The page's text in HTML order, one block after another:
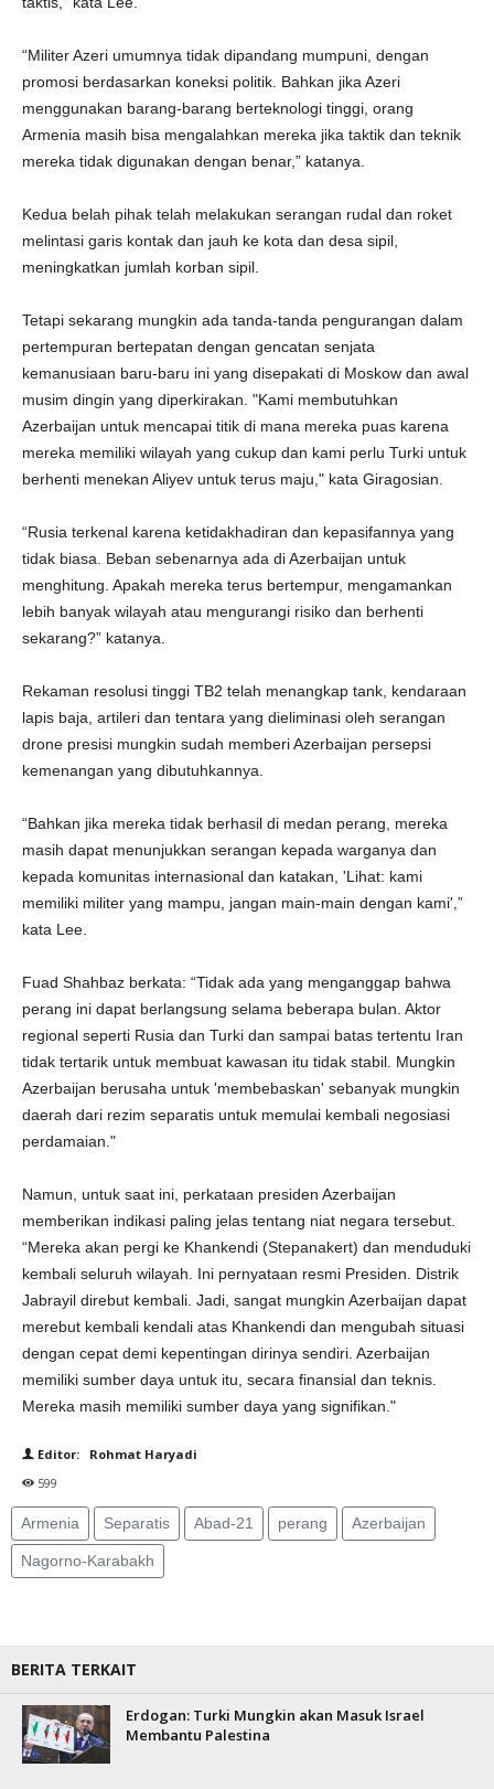
“Militer Azeri umumnya tidak dipandang mumpuni, dengan
promosi berdasarkan koneksi politik. Bahkan jika Azeri
menggunakan barang-barang berteknologi tinggi, orang
Armenia masih bisa mengalahkan mereka jika taktik dan teknik
mereka tidak digunakan dengan benar,” katanya.
Kedua belah pihak telah melakukan serangan rudal dan roket
melintasi garis kontak dan jauh ke kota dan desa sipil,
meningkatkan jumlah korban sipil.
Tetapi sekarang mungkin ada tanda-tanda pengurangan dalam
pertempuran bertepatan dengan gencatan senjata
kemanusiaan baru-baru ini yang disepakati di Moskow dan awal
musim dingin yang diperkirakan. "Kami membutuhkan
Azerbaijan untuk mencapai titik di mana mereka puas karena
mereka memiliki wilayah yang cukup dan kami perlu Turki untuk
berhenti menekan Aliyev untuk terus maju," kata Giragosian.
“Rusia terkenal karena ketidakhadiran dan kepasifannya yang
tidak biasa. Beban sebenarnya ada di Azerbaijan untuk
menghitung. Apakah mereka terus bertempur, mengamankan
lebih banyak wilayah atau mengurangi risiko dan berhenti
sekarang?” katanya.
Rekaman resolusi tinggi TB2 telah menangkap tank, kendaraan
lapis baja, artileri dan tentara yang dieliminasi oleh serangan
drone presisi mungkin sudah memberi Azerbaijan persepsi
kemenangan yang dibutuhkannya.
“Bahkan jika mereka tidak berhasil di medan perang, mereka
masih dapat menunjukkan serangan kepada warganya dan
kepada komunitas internasional dan katakan, 'Lihat: kami
memiliki militer yang mampu, jangan main-main dengan kami',”
kata Lee.
Fuad Shahbaz berkata: “Tidak ada yang menganggap bahwa
perang ini dapat berlangsung selama beberapa bulan. Aktor
regional seperti Rusia dan Turki dan sampai batas tertentu Iran
tidak tertarik untuk membuat kawasan itu tidak stabil. Mungkin
Azerbaijan berusaha untuk 'membebaskan' sebanyak mungkin
daerah dari rezim separatis untuk memulai kembali negosiasi
perdamaian."
Namun, untuk saat ini, perkataan presiden Azerbaijan
memberikan indikasi paling jelas tentang niat negara tersebut.
“Mereka akan pergi ke Khankendi (Stepanakert) dan menduduki
kembali seluruh wilayah. Ini pernyataan resmi Presiden. Distrik
Jabrayil direbut kembali. Jadi, sangat mungkin Azerbaijan dapat
merebut kembali kendali atas Khankendi dan mengubah situasi
dengan cepat demi kepentingan dirinya sendiri. Azerbaijan
memiliki sumber daya untuk itu, secara finansial dan teknis.
Mereka masih memiliki sumber daya yang signifikan."
Editor: Rohmat Haryadi
599
Armenia Separatis Abad-21 perang Azerbaijan
Nagorno-Karabakh
BERITA TERKAIT
Erdogan: Turki Mungkin akan Masuk Israel
Membantu Palestina